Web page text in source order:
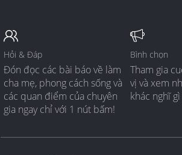
Hỏi & Đáp
Đón đọc các bài báo về làm
cha mẹ, phong cách sống và
các quan điểm của chuyên
gia ngay chỉ với 1 nút bấm!
Bình chọn
Tham gia
vị và xem
khác nghĩ gì